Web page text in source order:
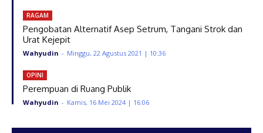
RAGAM
Pengobatan Alternatif Asep Setrum, Tangani Strok dan
Urat Kejepit
Wahyudin - Minggu, 22 Agustus 2021 | 10:36
OPINI
Perempuan di Ruang Publik
Wahyudin - Kamis, 16 Mei 2024 | 16:06